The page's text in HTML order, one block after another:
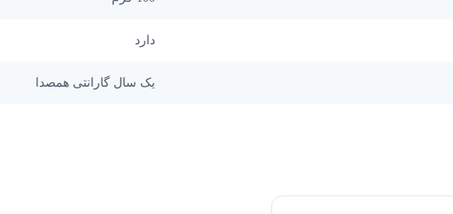
دارد
یک سال گارانتی همصدا